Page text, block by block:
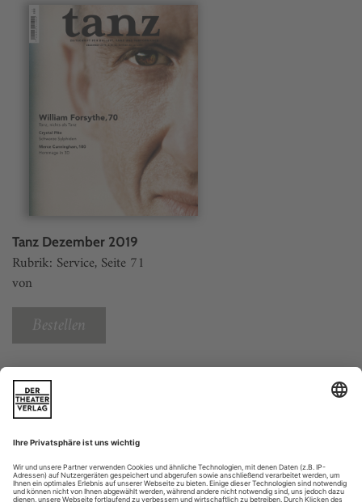
Tanz Dezember 2019
Rubrik: Service, Seite 71
von
Bestellen
Weitere Beiträge
Neues Netzwerk für Ballett in Zürich: Yen Han Ballet
Yen Han, die langjährige führende Ballerina des Ballett